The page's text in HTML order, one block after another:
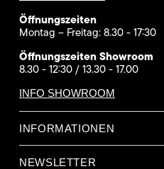
Öffnungszeiten
Montag – Freitag: 8.30 - 17:30
Öffnungszeiten Showroom
8.30 - 12:30 / 13.30 - 17.00
INFO SHOWROOM
INFORMATIONEN
NEWSLETTER